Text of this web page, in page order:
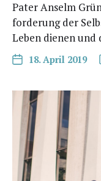
Pater Anselm
for­de­rung der
Leben die­nen und
18. April 2019